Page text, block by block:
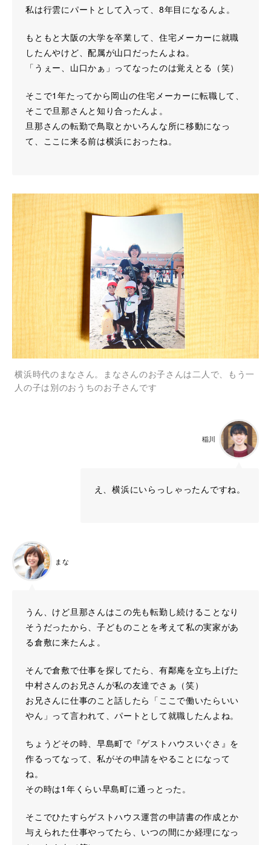
私は行雲にパートとして入って、8年目になるんよ。
もともと大阪の大学を卒業して、住宅メーカーに就職
したんやけど、配属が山口だったんよね。
「うぇー、山口かぁ」ってなったのは覚えとる（笑）
そこで1年たってから岡山の住宅メーカーに転職して、
そこで旦那さんと知り合ったんよ。
旦那さんの転勤で鳥取とかいろんな所に移動になっ
て、ここに来る前は横浜におったね。
横浜時代のまなさん。まなさんのお子さんは二人で、もう一
人の子は別のおうちのお子さんです
稲川
え、横浜にいらっしゃったんですね。
まな
うん、けど旦那さんはこの先も転勤し続けることなり
そうだったから、子どものことを考えて私の実家があ
る倉敷に来たんよ。
そんで倉敷で仕事を探してたら、有鄰庵を立ち上げた
中村さんのお兄さんが私の友達でさぁ（笑）
お兄さんに仕事のこと話したら「ここで働いたらいい
やん」って言われて、パートとして就職したんよね。
ちょうどその時、早島町で『ゲストハウスいぐさ』を
作るってなって、私がその申請をやることになって
ね。
その時は1年くらい早島町に通っとった。
そこでひたすらゲストハウス運営の申請書の作成とか
与えられた仕事やってたら、いつの間にか経理になっ